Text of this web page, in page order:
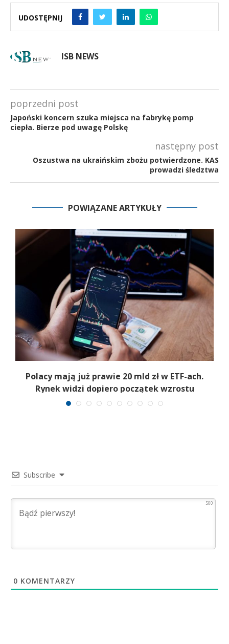
UDOSTĘPNIJ
ISB NEWS
poprzedni post
Japoński koncern szuka miejsca na fabrykę pomp
ciepła. Bierze pod uwagę Polskę
następny post
Oszustwa na ukraińskim zbożu potwierdzone. KAS
prowadzi śledztwa
POWIĄZANE ARTYKUŁY
Polacy mają już prawie 20 mld zł w ETF-ach.
Rynek widzi dopiero początek wzrostu
Subscribe
500
0 KOMENTARZY